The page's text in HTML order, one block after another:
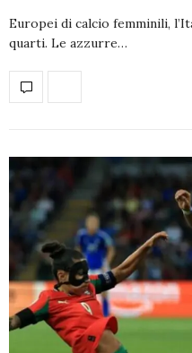
Europei di calcio femminili,
quarti. Le azzurre…